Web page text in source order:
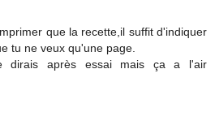
que la recette,il suffit d'indiquer
tu ne veux qu'une page.
dirais après essai mais ça a l'air